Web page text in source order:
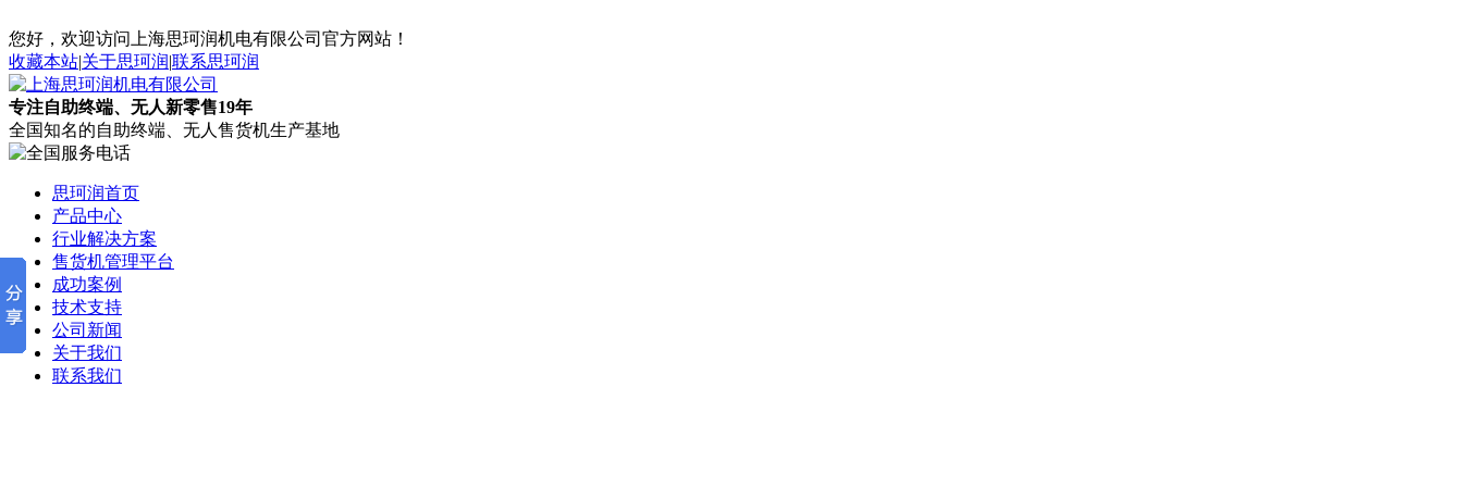
您好，欢迎访问上海思珂润机电有限公司官方网站！
收藏本站|关于思珂润|联系思珂润
专注自助终端、无人新零售19年
全国知名的自助终端、无人售货机生产基地
思珂润首页
产品中心
行业解决方案
售货机管理平台
成功案例
技术支持
公司新闻
关于我们
联系我们